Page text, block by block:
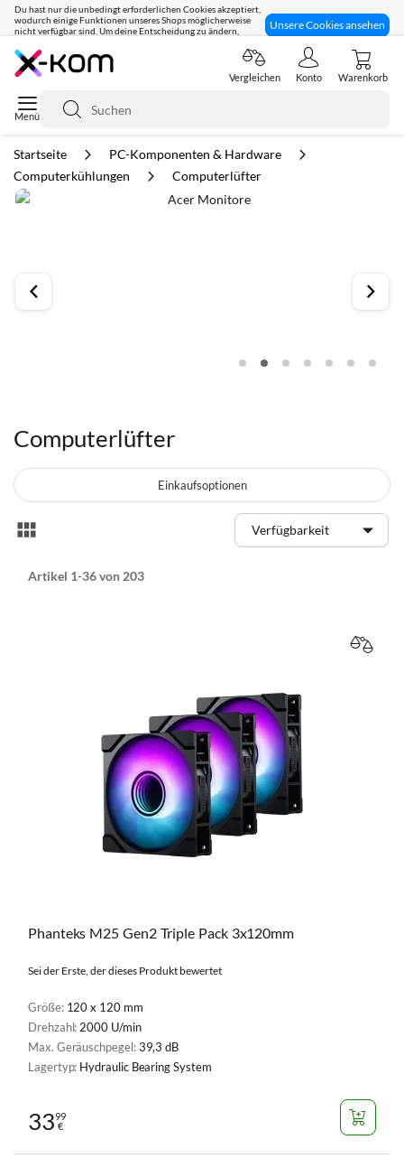
Du hast nur die unbedingt erforderlichen Cookies akzeptiert,
wodurch einige Funktionen unseres Shops möglicherweise
nicht verfügbar sind. Um deine Entscheidung zu ändern,
Unsere Cookies ansehen
Seit 8 Jahren für dich da!
Suche
Vergleichen Konto Warenkorb
Startseite
PC-Komponenten & Hardware
Computerkühlungen
Computerlüfter
Computerlüfter
Anzeigen
Liste
Artikel 1-36von 203
Phanteks M25 Gen2 Triple Pack 3x120mm
Sei der Erste, der dieses Produkt bewertet
Größe: 120 x 120 mm
Drehzahl:2000 U/min
Max. Geräuschpegel:39,3 dB
Lagertyp: Hydraulic Bearing System
3399
€
Einkaufsoptionen